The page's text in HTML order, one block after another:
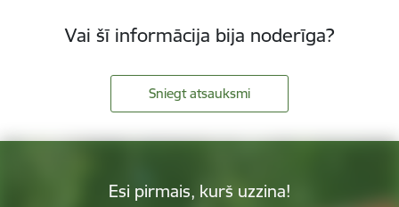
Vai šī informācija bija noderīga?
Sniegt atsauksmi
Esi pirmais, kurš uzzina!